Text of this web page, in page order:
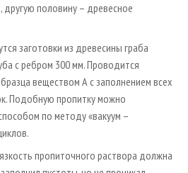
другую половину – древесное
заготовки из древесины граба
с ребром 300 мм. Проводится
веществом А с заполнением всех
Подобную пропитку можно
по методу «вакуум –
пропиточного раствора должна